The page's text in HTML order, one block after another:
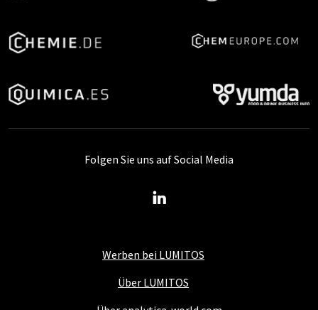
Werben bei LUMITOS
Über LUMITOS
Folgen Sie uns auf Social Media